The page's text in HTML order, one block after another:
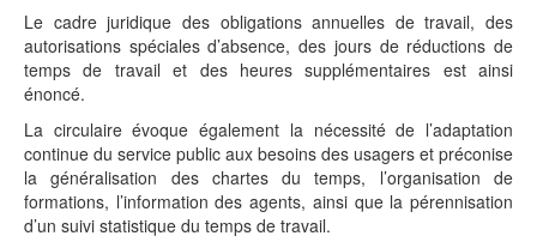
Le cadre juridique des obligations annuelles de travail, des
autorisations spéciales d’absence, des jours de réductions de
temps de travail et des heures supplémentaires est ainsi
énoncé.
La circulaire évoque également la nécessité de l’adaptation
continue du service public aux besoins des usagers et préconise
la généralisation des chartes du temps, l’organisation de
formations, l’information des agents, ainsi que la pérennisation
d’un suivi statistique du temps de travail.